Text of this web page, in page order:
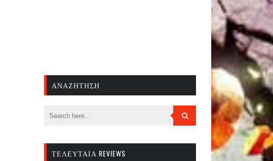
ΑΝΑΖΉΤΗΣΗ
ΤΕΛΕΥΤΑΊΑ REVIEWS